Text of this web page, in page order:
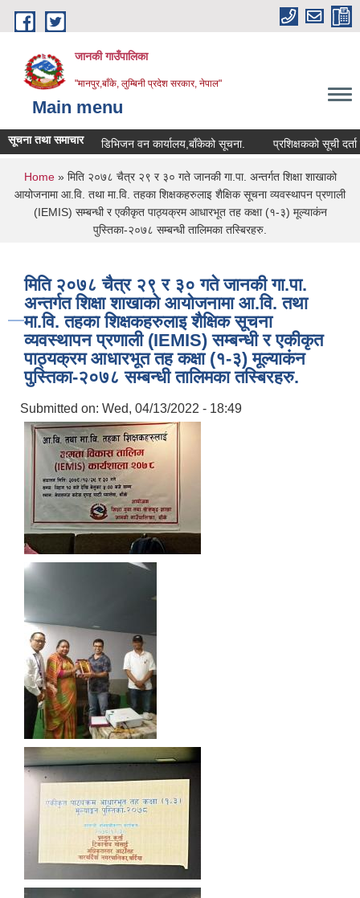
Skip to main content
जानकी गाउँपालिका
"मानपुर,बाँके, लुम्बिनी प्रदेश सरकार, नेपाल"
Main menu
सूचना तथा समाचारडिभिजन वन कार्यालय,बाँकेको सूचना. प्रशिक्षकको सूची दर्ता
You are here
Home» मिति २०७८ चैत्र २९ र ३० गते जानकी गा.पा. अन्तर्गत शिक्षा शाखाको
आयोजनामा आ.वि. तथा मा.वि. तहका शिक्षकहरुलाइ शैक्षिक सूचना व्यवस्थापन प्रणाली
(IEMIS) सम्बन्धी र एकीकृत पाठ्यक्रम आधारभूत तह कक्षा (१-३) मूल्याकंन
पुस्तिका-२०७८ सम्बन्धी तालिमका तस्बिरहरु.
मिति २०७८ चैत्र २९ र ३० गते जानकी गा.पा.
अन्तर्गत शिक्षा शाखाको आयोजनामा आ.वि. तथा
मा.वि. तहका शिक्षकहरुलाइ शैक्षिक सूचना
व्यवस्थापन प्रणाली (IEMIS) सम्बन्धी र एकीकृत
पाठ्यक्रम आधारभूत तह कक्षा (१-३) मूल्याकंन
पुस्तिका-२०७८ सम्बन्धी तालिमका तस्बिरहरु.
Submitted on: Wed, 04/13/2022 - 18:49